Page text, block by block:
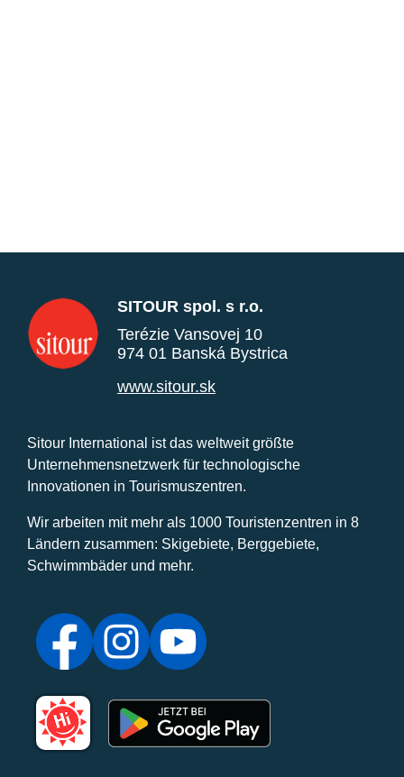
SITOUR spol. s r.o.
Terézie Vansovej 10
974 01 Banská Bystrica
www.sitour.sk
Sitour International ist das weltweit größte
Unternehmensnetzwerk für technologische
Innovationen in Tourismuszentren.
Wir arbeiten mit mehr als 1000 Touristenzentren in 8
Ländern zusammen: Skigebiete, Berggebiete,
Schwimmbäder und mehr.